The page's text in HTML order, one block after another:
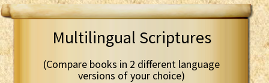
Multilingual Scriptures
(Compare books in 2 different language
versions of your choice)